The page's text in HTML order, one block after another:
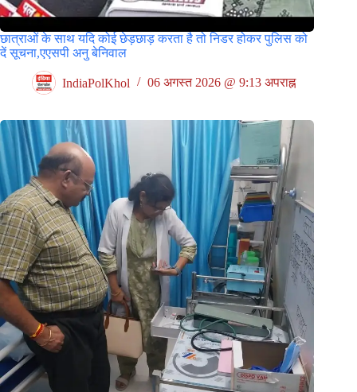
छात्राओं के साथ यदि कोई छेड़छाड़ करता है तो निडर होकर पुलिस को
दें सूचना,एएसपी अनु बेनिवाल
IndiaPolKhol 06 अगस्त 2026 @ 9:13 अपराह्न